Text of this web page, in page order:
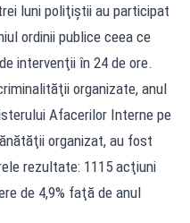
luni poliţiştii au participat
ordinii publice ceea ce
intervenţii în 24 de ore.
organizate, anul
Afacerilor Interne pe
organizat, au fost
rezultate: 1115 acţiuni
de 4,9% faţă de anul